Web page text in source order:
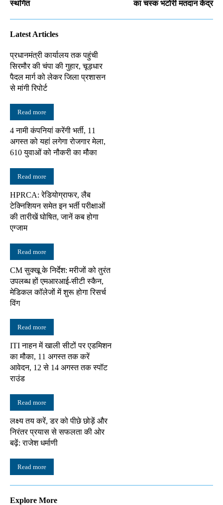
स्थगित का चस्क भटोरी मतदान केंद्र
Latest Articles
प्रधानमंत्री कार्यालय तक पहुंची
सिरमौर की चंपा की गुहार, चूड़धार
पैदल मार्ग को लेकर जिला प्रशासन
से मांगी रिपोर्ट
Read more
4 नामी कंपनियां करेंगी भर्ती, 11
अगस्त को यहां लगेगा रोजगार मेला,
610 युवाओं को नौकरी का मौका
Read more
HPRCA: रेडियोग्राफर, लैब
टेक्निशियन समेत इन भर्ती परीक्षाओं
की तारीखें घोषित, जानें कब होगा
एग्जाम
Read more
CM सुक्खू के निर्देश: मरीजों को तुरंत
उपलब्ध हों एमआरआई-सीटी स्कैन,
मेडिकल कॉलेजों में शुरू होगा रिसर्च
विंग
Read more
ITI नाहन में खाली सीटों पर एडमिशन
का मौका, 11 अगस्त तक करें
आवेदन, 12 से 14 अगस्त तक स्पॉट
राउंड
Read more
लक्ष्य तय करें, डर को पीछे छोड़ें और
निरंतर प्रयास से सफलता की ओर
बढ़ें: राजेश धर्माणी
Read more
Explore More